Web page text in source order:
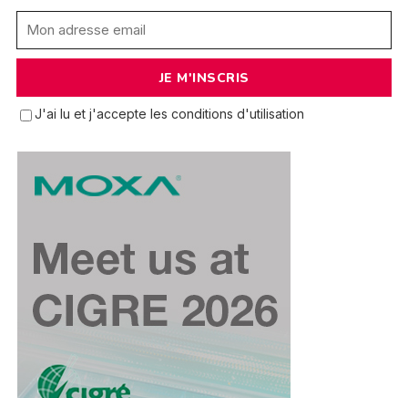
J'ai lu et j'accepte les conditions d'utilisation